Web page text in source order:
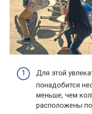
Для этой
понадобится
меньше, чем
расположены по